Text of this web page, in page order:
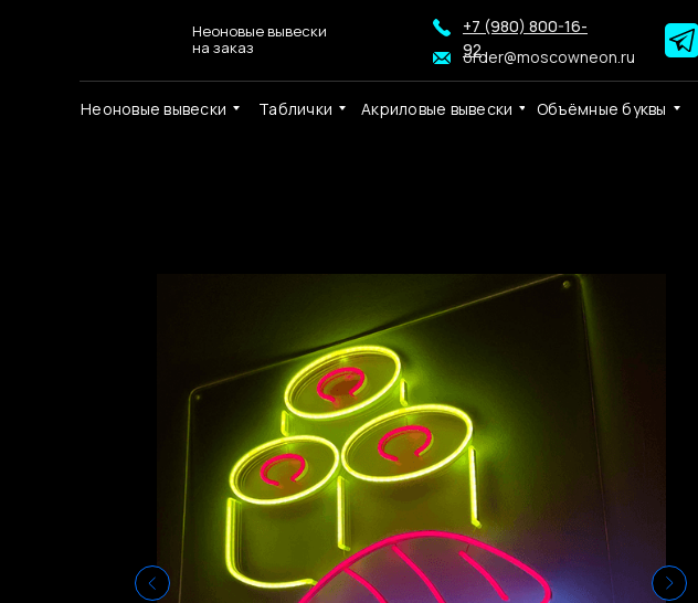
Таблички Акриловые вывески Объёмные буквы
+7 (980) 800-16-
92
order@moscowneon.ru
Неоновые вывески
на заказ
Неоновые вывески